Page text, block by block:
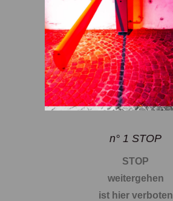
n° 1 STOP
STOP
weitergehen
ist hier verboten